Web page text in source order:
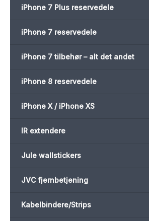
iPhone 7 Plus reservedele
iPhone 7 reservedele
iPhone 7 tilbehør – alt det andet
iPhone 8 reservedele
iPhone X / iPhone XS
IR extendere
Jule wallstickers
JVC fjernbetjening
Kabelbindere/Strips